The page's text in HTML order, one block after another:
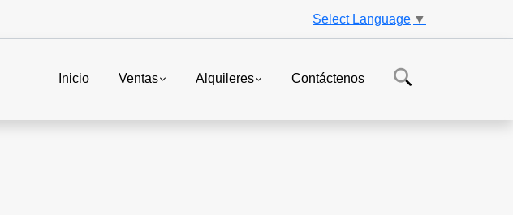
Select Language ▼
Inicio Ventas Alquileres Contáctenos